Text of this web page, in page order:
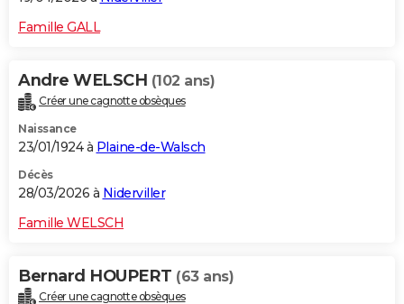
Famille GALL
Andre WELSCH (102 ans)
Créer une cagnotte obsèques
Naissance
23/01/1924 à Plaine-de-Walsch
Décès
28/03/2026 à Niderviller
Famille WELSCH
Bernard HOUPERT (63 ans)
Créer une cagnotte obsèques